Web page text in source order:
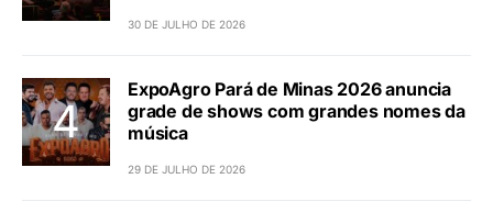
30 DE JULHO DE 2026
ExpoAgro Pará de Minas 2026 anuncia
grade de shows com grandes nomes da
música
29 DE JULHO DE 2026